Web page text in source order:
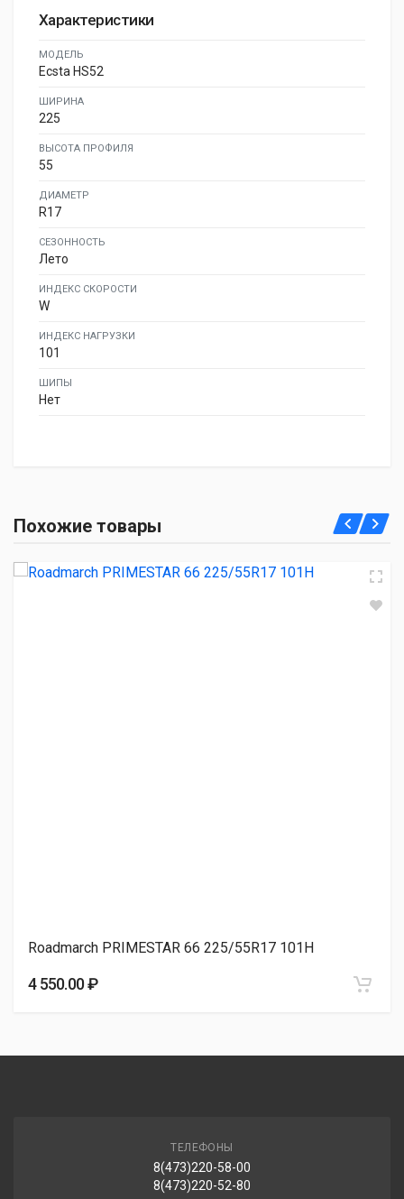
Характеристики
МОДЕЛЬ
Ecsta HS52
ШИРИНА
225
ВЫСОТА ПРОФИЛЯ
55
ДИАМЕТР
R17
СЕЗОННОСТЬ
Лето
ИНДЕКС СКОРОСТИ
W
ИНДЕКС НАГРУЗКИ
101
ШИПЫ
Нет
Похожие товары
Roadmarch PRIMESTAR 66 225/55R17 101H
4 550.00 ₽
ТЕЛЕФОНЫ
8(473)220-58-00
8(473)220-52-80